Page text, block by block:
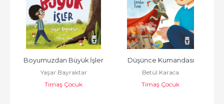
Boyumuzdan Büyük İşler
Yaşar Bayraktar
Timaş Çocuk
Düşünce Kumandası
Betül Karaca
Timaş Çocuk